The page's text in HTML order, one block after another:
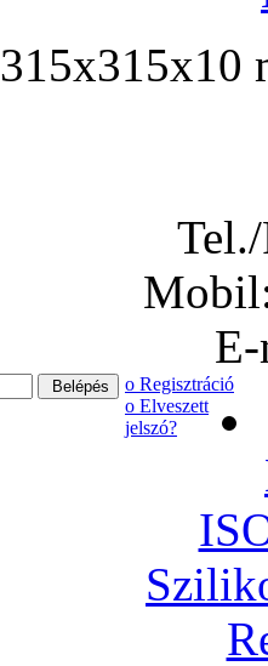
315x315x10
ο Regisztráció
ο Elveszett
jelszó?